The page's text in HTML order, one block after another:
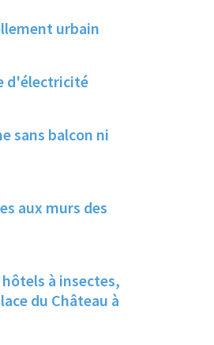
urbain
d'électricité
sans balcon ni
aux murs des
à insectes,
du Château à